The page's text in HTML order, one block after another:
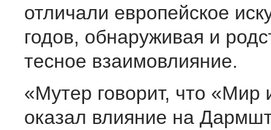
отличали европейское
годов, обнаруживая и
тесное взаимовлияние.
«Мутер говорит, что «Мир
оказал влияние на